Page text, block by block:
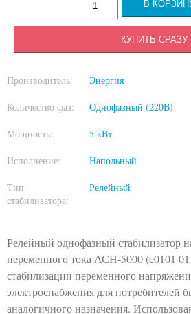
КУПИТЬ СРАЗУ
Производитель: Энергия
Количество фаз: Однофазный (220В)
Мощность: 5 кВт
Исполнение: Напольный
Тип
стабилизатора:
Релейный
Релейный однофазный стабилизатор
переменного тока АСН-5000 (е0101
стабилизации переменного
электроснабжения для потребителей
аналогичного назначения.